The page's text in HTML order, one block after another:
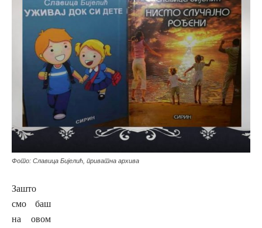
Фото: Славица Бијелић, приватна архива
Зашто
смо баш
на овом